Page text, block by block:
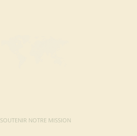
SOUTENIR NOTRE MISSION